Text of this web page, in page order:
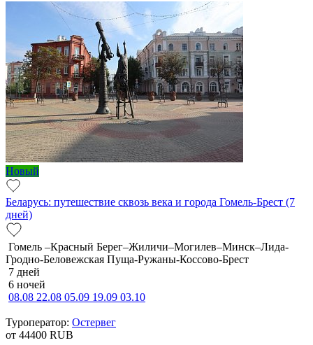
Новый
Беларусь: путешествие сквозь века и города Гомель-Брест (7
дней)
Гомель –Красный Берег–Жиличи–Могилев–Минск–Лида-
Гродно-Беловежская Пуща-Ружаны-Коссово-Брест
7 дней
6 ночей
08.08 22.08 05.09 19.09 03.10
Туроператор: Остервег
от 44400 RUB